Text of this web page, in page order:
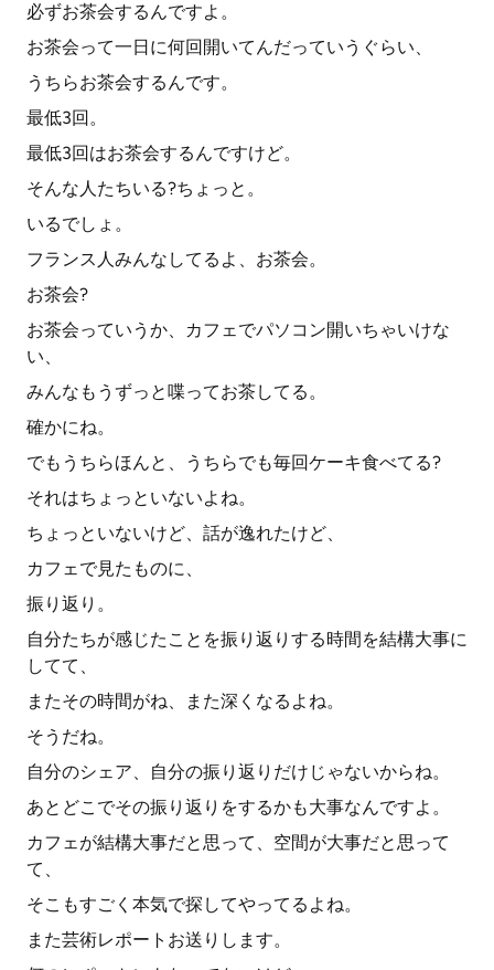
必ずお茶会するんですよ。
お茶会って一日に何回開いてんだっていうぐらい、
うちらお茶会するんです。
最低3回。
最低3回はお茶会するんですけど。
そんな人たちいる?ちょっと。
いるでしょ。
フランス人みんなしてるよ、お茶会。
お茶会?
お茶会っていうか、カフェでパソコン開いちゃいけな
い、
みんなもうずっと喋ってお茶してる。
確かにね。
でもうちらほんと、うちらでも毎回ケーキ食べてる?
それはちょっといないよね。
ちょっといないけど、話が逸れたけど、
カフェで見たものに、
振り返り。
自分たちが感じたことを振り返りする時間を結構大事に
してて、
またその時間がね、また深くなるよね。
そうだね。
自分のシェア、自分の振り返りだけじゃないからね。
あとどこでその振り返りをするかも大事なんですよ。
カフェが結構大事だと思って、空間が大事だと思って
て、
そこもすごく本気で探してやってるよね。
また芸術レポートお送りします。